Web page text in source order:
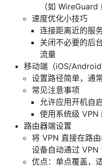
（如 WireGuard
速度优化小技巧
连接距离近的服
关闭不必要的后
流量
移动端（iOS/Android
设置路径简单，通
常见注意事项
允许应用开机自
使用系统级 VPN
路由器端设置
将 VPN 直接在路
设备自动通过 VPN
优点：单点覆盖，